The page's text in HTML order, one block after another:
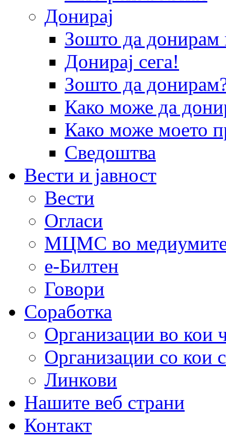
Донирај
Зошто да
Донирај сега!
Зошто да
Како може да
Како може моето
Сведоштва
Вести и јавност
Вести
Огласи
МЦМС во
е-Билтен
Говори
Соработка
Организации во кои
Организации со кои
Линкови
Нашите веб страни
Контакт